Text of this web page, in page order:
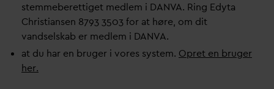
stemmeberettiget medlem i DANVA. Ring Edyta
Christiansen 8793 3503 for at høre, om dit
vandselskab er medlem i DANVA.
at du har en bruger i vores system. Opret en bruger
her.